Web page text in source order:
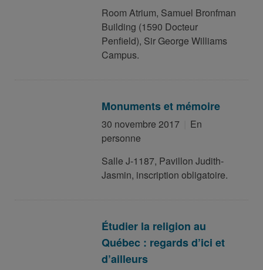
Room Atrium, Samuel Bronfman
Building (1590 Docteur
Penfield), Sir George Williams
Campus.
Monuments et mémoire
30 novembre 2017
En
personne
Salle J-1187, Pavillon Judith-
Jasmin, inscription obligatoire.
Étudier la religion au
Québec : regards d’ici et
d’ailleurs